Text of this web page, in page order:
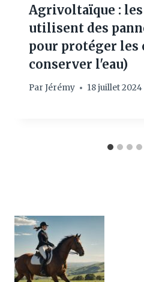
Agrivoltaïque :
utilisent des
pour protéger les
conserver l'eau)
Par Jérémy 18 juillet 2024